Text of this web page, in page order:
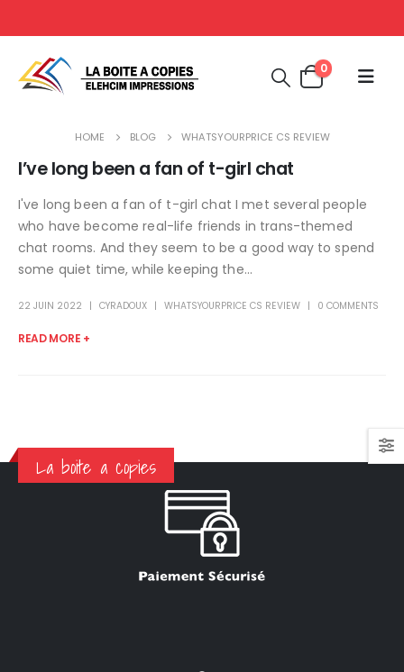
0
HOME BLOG WHATSYOURPRICE CS REVIEW
I’ve long been a fan of t-girl chat
I've long been a fan of t-girl chat I met several people
who have become real-life friends in trans-themed
chat rooms. And they seem to be a good way to spend
some quiet time, while keeping the...
22 JUIN 2022 CYRADOUX WHATSYOURPRICE CS REVIEW 0 COMMENTS
READ MORE +
La boite a copies